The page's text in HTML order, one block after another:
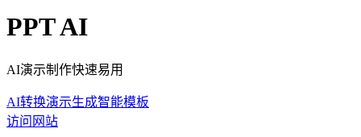
PPT AI
AI演示制作快速易用
AI转换演示生成智能模板
访问网站